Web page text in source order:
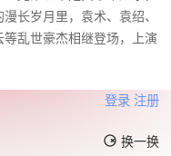
长岁月里，袁术、袁绍、
乱世豪杰相继登场，上演
登录 注册
换一换